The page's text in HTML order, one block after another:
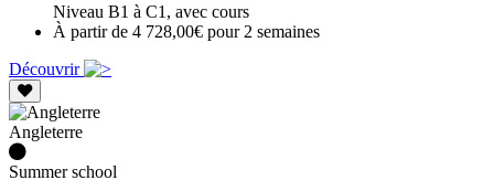
Niveau B1 à C1, avec cours
À partir de 4 728,00€ pour 2 semaines
Découvrir
Angleterre
Summer school